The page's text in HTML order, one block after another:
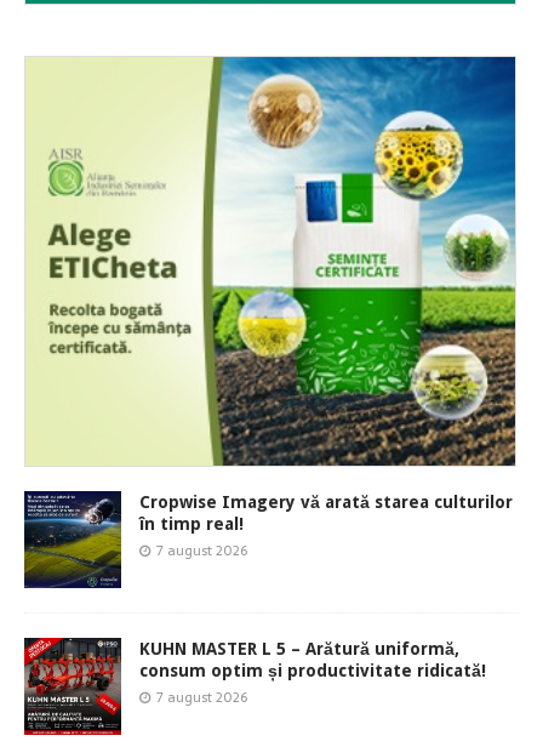
Cropwise Imagery vă arată starea culturilor
în timp real!
7 august 2026
KUHN MASTER L 5 – Arătură uniformă,
consum optim și productivitate ridicată!
7 august 2026